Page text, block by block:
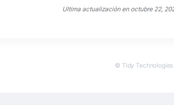
Ultima actualización en octubre 22,
© Tidy